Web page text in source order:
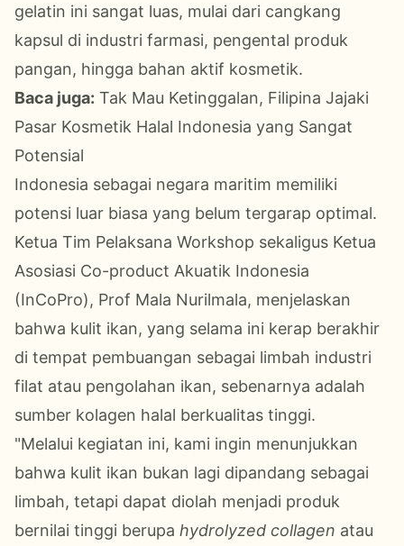
gelatin ini sangat luas, mulai dari cangkang
kapsul di industri farmasi, pengental produk
pangan, hingga bahan aktif kosmetik.
Baca juga: Tak Mau Ketinggalan, Filipina Jajaki
Pasar Kosmetik Halal Indonesia yang Sangat
Potensial
Indonesia sebagai negara maritim memiliki
potensi luar biasa yang belum tergarap optimal.
Ketua Tim Pelaksana Workshop sekaligus Ketua
Asosiasi Co-product Akuatik Indonesia
(InCoPro), Prof Mala Nurilmala, menjelaskan
bahwa kulit ikan, yang selama ini kerap berakhir
di tempat pembuangan sebagai limbah industri
filat atau pengolahan ikan, sebenarnya adalah
sumber kolagen halal berkualitas tinggi.
"Melalui kegiatan ini, kami ingin menunjukkan
bahwa kulit ikan bukan lagi dipandang sebagai
limbah, tetapi dapat diolah menjadi produk
bernilai tinggi berupa hydrolyzed collagen atau